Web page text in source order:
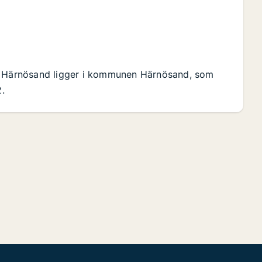
ligger i kommunen Härnösand, som